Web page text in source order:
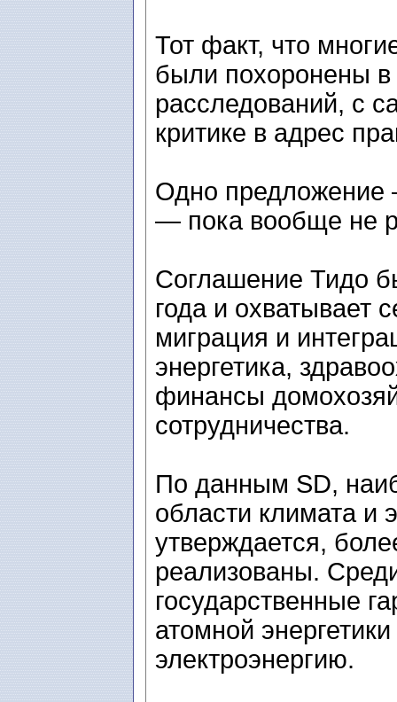
Тот факт, что
были похоронены
расследований, с
критике в адрес
Одно
— пока вообще не
Соглашение Тидо
года и охватывает
миграция и
энергетика,
финансы
сотрудничества.
По данным SD,
области климата и
утверждается,
реализованы.
государственные
атомной
электроэнергию.